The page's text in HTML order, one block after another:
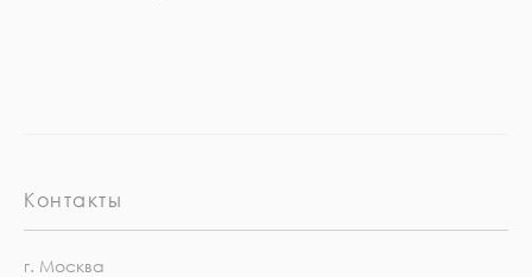
Контакты
г. Москва